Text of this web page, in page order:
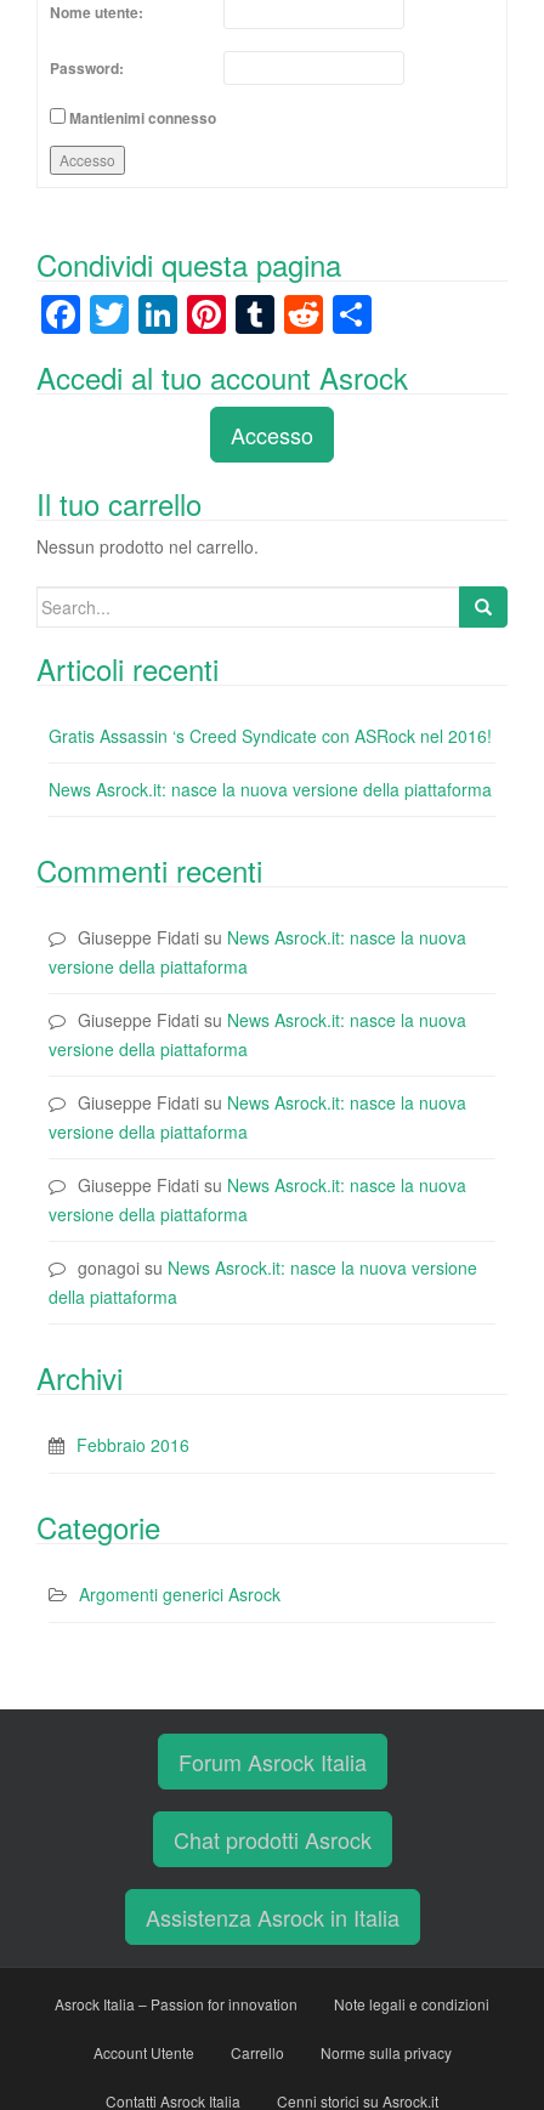
Nome utente:
Password:
Mantienimi connesso
Accesso
Condividi questa pagina
F
c
o
o
k
T
wi
tt
Li
k
n
Pi
er
e
st
T
m
bl
r
R
e
d
di
t
n
Accedi al tuo account Asrock
Accesso
Il tuo carrello
Nessun prodotto nel carrello.
Search
Articoli recenti
Gratis Assassin ‘s Creed Syndicate con ASRock nel 2016!
News Asrock.it: nasce la nuova versione della piattaforma
Commenti recenti
Giuseppe Fidati su News Asrock.it: nasce la nuova
versione della piattaforma
Giuseppe Fidati su News Asrock.it: nasce la nuova
versione della piattaforma
Giuseppe Fidati su News Asrock.it: nasce la nuova
versione della piattaforma
Giuseppe Fidati su News Asrock.it: nasce la nuova
versione della piattaforma
gonagoi su News Asrock.it: nasce la nuova versione
della piattaforma
Archivi
Febbraio 2016
Categorie
Argomenti generici Asrock
Forum Asrock Italia
Chat prodotti Asrock
Assistenza Asrock in Italia
Asrock Italia – Passion for innovation Note legali e condizioni
Account Utente Carrello Norme sulla privacy
Contatti Asrock Italia Cenni storici su Asrock.it